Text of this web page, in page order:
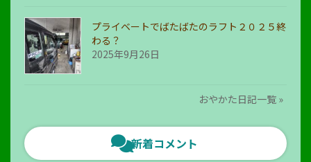
プライベートでばたばたのラフト２０２５終
わる？
2025年9月26日
おやかた日記一覧 »
新着コメント